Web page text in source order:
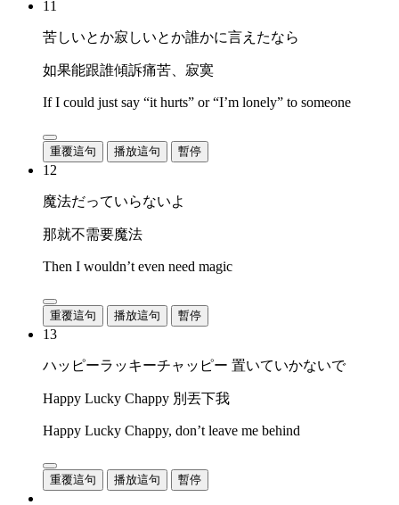
11
苦しいとか寂しいとか誰かに言えたなら
如果能跟誰傾訴痛苦、寂寞
If I could just say “it hurts” or “I’m lonely” to someone
重覆這句 播放這句 暫停
12
魔法だっていらないよ
那就不需要魔法
Then I wouldn’t even need magic
重覆這句 播放這句 暫停
13
ハッピーラッキーチャッピー 置いていかないで
Happy Lucky Chappy 別丟下我
Happy Lucky Chappy, don’t leave me behind
重覆這句 播放這句 暫停